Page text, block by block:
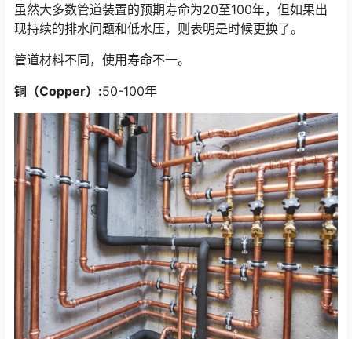
虽然大多数管道装置的预期寿命为20至100年，但如果出
现持续的排水问题和低水压，则表明是时候更换了。
管道材料不同，使用寿命不一。
铜（Copper）:50-100年